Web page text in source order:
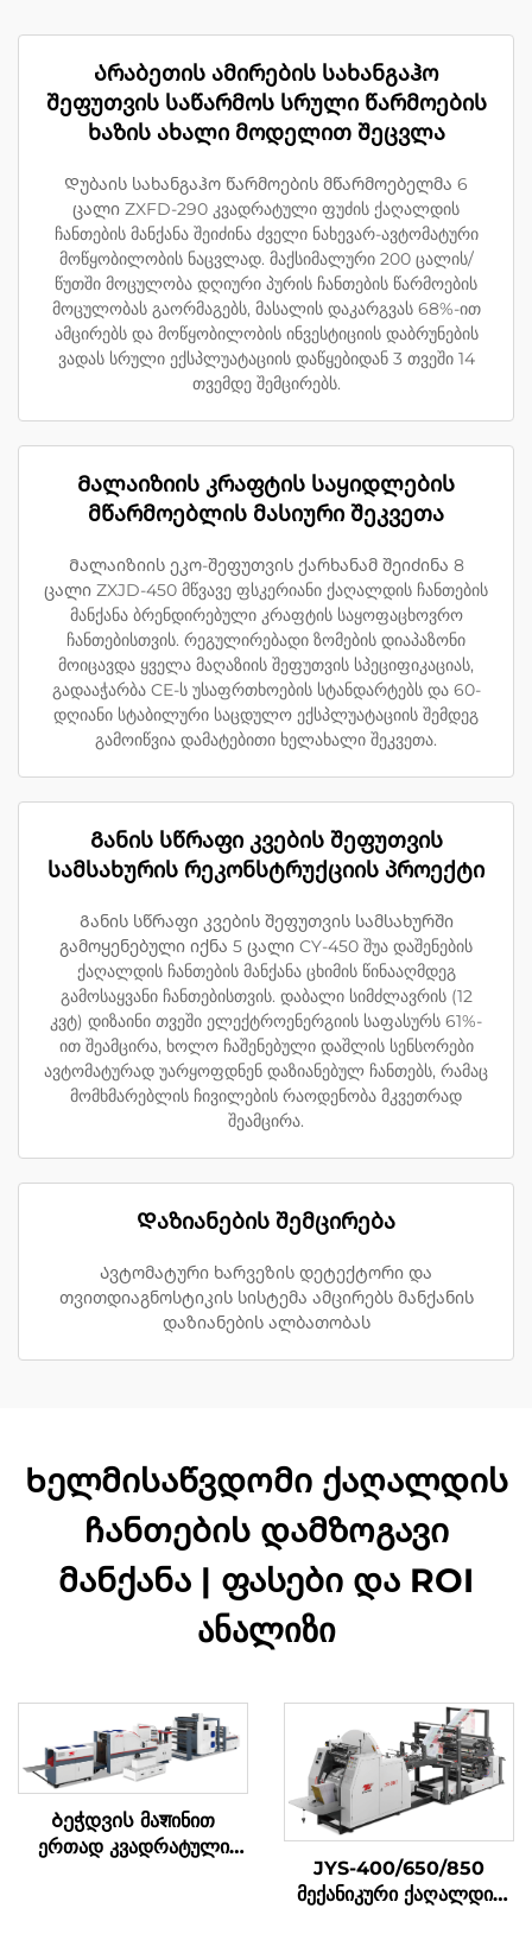
Არაბეთის ამირების სახანგაჰო
შეფუთვის საწარმოს სრული წარმოების
ხაზის ახალი მოდელით შეცვლა
Დუბაის სახანგაჰო წარმოების მწარმოებელმა 6
ცალი ZXFD-290 კვადრატული ფუძის ქაღალდის
ჩანთების მანქანა შეიძინა ძველი ნახევარ-ავტომატური
მოწყობილობის ნაცვლად. მაქსიმალური 200 ცალის/
წუთში მოცულობა დღიური პურის ჩანთების წარმოების
მოცულობას გაორმაგებს, მასალის დაკარგვას 68%-ით
ამცირებს და მოწყობილობის ინვესტიციის დაბრუნების
ვადას სრული ექსპლუატაციის დაწყებიდან 3 თვეში 14
თვემდე შემცირებს.
Მალაიზიის კრაფტის საყიდლების
მწარმოებლის მასიური შეკვეთა
Მალაიზიის ეკო-შეფუთვის ქარხანამ შეიძინა 8
ცალი ZXJD-450 მწვავე ფსკერიანი ქაღალდის ჩანთების
მანქანა ბრენდირებული კრაფტის საყოფაცხოვრო
ჩანთებისთვის. რეგულირებადი ზომების დიაპაზონი
მოიცავდა ყველა მაღაზიის შეფუთვის სპეციფიკაციას,
გადააჭარბა CE-ს უსაფრთხოების სტანდარტებს და 60-
დღიანი სტაბილური საცდულო ექსპლუატაციის შემდეგ
გამოიწვია დამატებითი ხელახალი შეკვეთა.
Განის სწრაფი კვების შეფუთვის
სამსახურის რეკონსტრუქციის პროექტი
Განის სწრაფი კვების შეფუთვის სამსახურში
გამოყენებული იქნა 5 ცალი CY-450 შუა დაშენების
ქაღალდის ჩანთების მანქანა ცხიმის წინააღმდეგ
გამოსაყვანი ჩანთებისთვის. დაბალი სიმძლავრის (12
კვტ) დიზაინი თვეში ელექტროენერგიის საფასურს 61%-
ით შეამცირა, ხოლო ჩაშენებული დაშლის სენსორები
ავტომატურად უარყოფდნენ დაზიანებულ ჩანთებს, რამაც
მომხმარებლის ჩივილების რაოდენობა მკვეთრად
შეამცირა.
Დაზიანების შემცირება
Ავტომატური ხარვეზის დეტექტორი და
თვითდიაგნოსტიკის სისტემა ამცირებს მანქანის
დაზიანების ალბათობას
Ხელმისაწვდომი ქაღალდის
ჩანთების დამზოგავი
მანქანა | ფასები და ROI
ანალიზი
Ბეჭდვის მაशინით
ერთად კვადრატული
JYS-400/650/850
მექანიკური ქაღალდის